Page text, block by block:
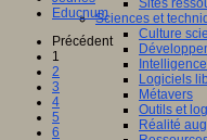
Sites
Sciences et
Culture
Logiciels
Métavers
Outils et
Réalité
Educnum
Précédent
1
2
3
4
5
6